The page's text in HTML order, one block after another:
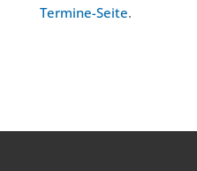
Termine-Seite.